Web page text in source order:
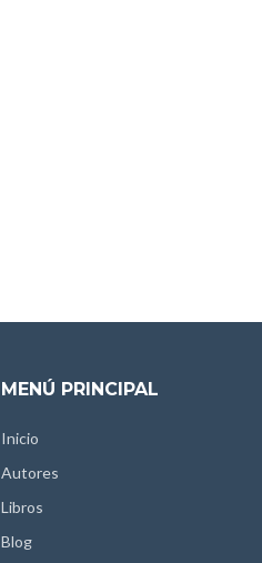
MENÚ PRINCIPAL
Inicio
Autores
Libros
Blog